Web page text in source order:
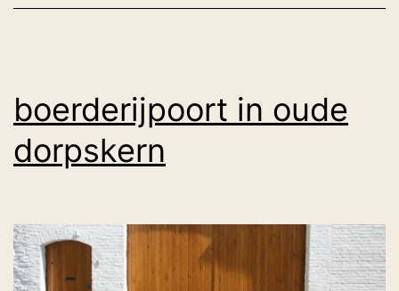
boerderijpoort in oude
dorpskern